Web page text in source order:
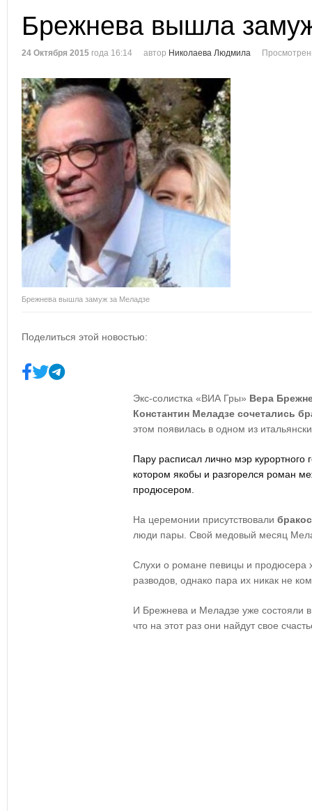
Брежнева вышла
24 Октября 2015 года 16:14 автор Николаева Людмила
Брежнева вышла замуж за Меладзе
Поделиться этой новостью:
Экс-солистка «ВИА Гры» Вера
Константин Меладзе сочетались
этом появилась в одном из
Пару расписал лично мэр
котором якобы и разгорелся роман
продюсером.
На церемонии присутствовали
люди пары. Свой медовый месяц
Слухи о романе певицы и
разводов, однако пара их никак не
И Брежнева и Меладзе уже состояли
что на этот раз они найдут свое